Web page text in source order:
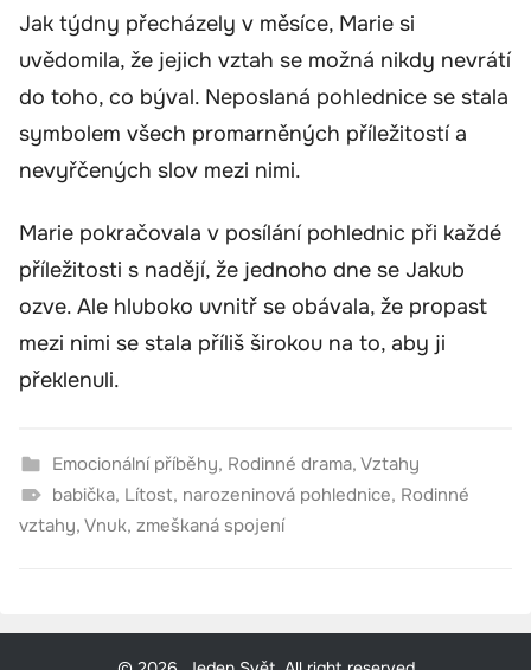
Jak týdny přecházely v měsíce, Marie si
uvědomila, že jejich vztah se možná nikdy nevrátí
do toho, co býval. Neposlaná pohlednice se stala
symbolem všech promarněných příležitostí a
nevyřčených slov mezi nimi.
Marie pokračovala v posílání pohlednic při každé
příležitosti s nadějí, že jednoho dne se Jakub
ozve. Ale hluboko uvnitř se obávala, že propast
mezi nimi se stala příliš širokou na to, aby ji
překlenuli.
Emocionální příběhy, Rodinné drama, Vztahy
babička, Lítost, narozeninová pohlednice, Rodinné
vztahy, Vnuk, zmeškaná spojení